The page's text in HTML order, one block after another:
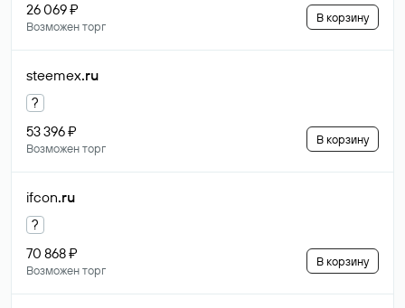
26 069 ₽
Возможен торг
В корзину
steemex.ru
?
53 396 ₽
Возможен торг
В корзину
ifcon.ru
?
70 868 ₽
Возможен торг
В корзину